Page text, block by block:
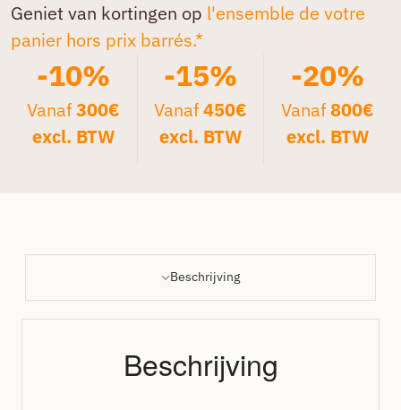
Geniet van kortingen op l'ensemble de votre
panier hors prix barrés.*
-10%
Vanaf300€
excl. BTW
-15%
Vanaf450€
excl. BTW
-20%
Vanaf800€
excl. BTW
Beschrijving
Beschrijving